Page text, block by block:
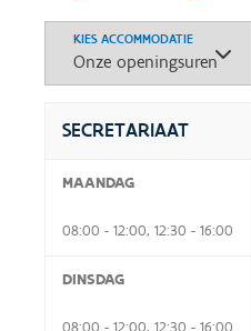
KIES ACCOMMODATIE
SECRETARIAAT
MAANDAG
08:00 - 12:00, 12:30 - 16:00
DINSDAG
08:00 - 12:00, 12:30 - 16:00